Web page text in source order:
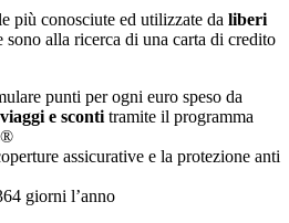
più conosciute ed utilizzate da liberi
sono alla ricerca di una carta di credito
punti per ogni euro speso da
e scontitramite il programma
assicurative e la protezione anti
giorni l’anno